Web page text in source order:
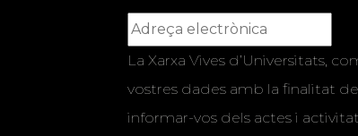
La Xarxa Vives d’Universitats,
vostres dades amb la finalitat
informar-vos dels actes i